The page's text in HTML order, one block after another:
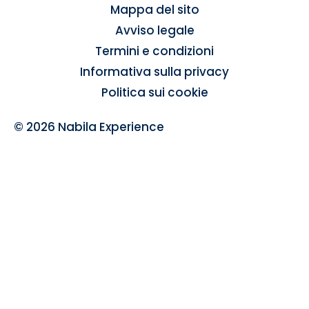
Mappa del sito
Avviso legale
Termini e condizioni
Informativa sulla privacy
Politica sui cookie
© 2026 Nabila Experience